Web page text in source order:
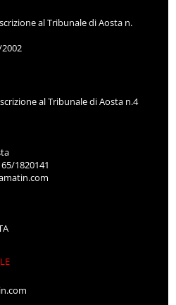
al Tribunale di Aosta n.
al Tribunale di Aosta n.4
1820141